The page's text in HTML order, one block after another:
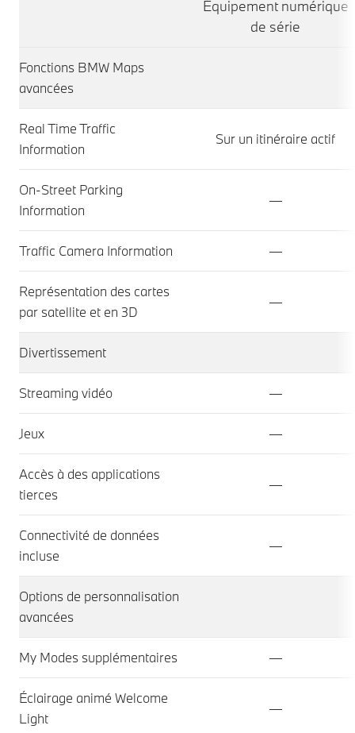
Équipement numérique
de série
Fonctions BMW Maps
avancées
Real Time Traffic
Information
Sur un itinéraire actif
On-Street Parking
Information
—
Traffic Camera Information —
Représentation des cartes
par satellite et en 3D
—
Divertissement
Streaming vidéo —
Jeux —
Accès à des applications
tierces
—
Connectivité de données
incluse
—
Options de personnalisation
avancées
My Modes supplémentaires —
Éclairage animé Welcome
Light
—